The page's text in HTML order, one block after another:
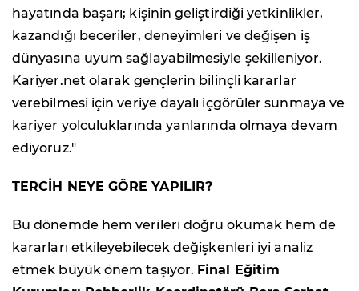
hayatında başarı; kişinin geliştirdiği yetkinlikler,
kazandığı beceriler, deneyimleri ve değişen iş
dünyasına uyum sağlayabilmesiyle şekilleniyor.
Kariyer.net olarak gençlerin bilinçli kararlar
verebilmesi için veriye dayalı içgörüler sunmaya ve
kariyer yolculuklarında yanlarında olmaya devam
ediyoruz."
TERCİH NEYE GÖRE YAPILIR?
Bu dönemde hem verileri doğru okumak hem de
kararları etkileyebilecek değişkenleri iyi analiz
etmek büyük önem taşıyor. Final Eğitim